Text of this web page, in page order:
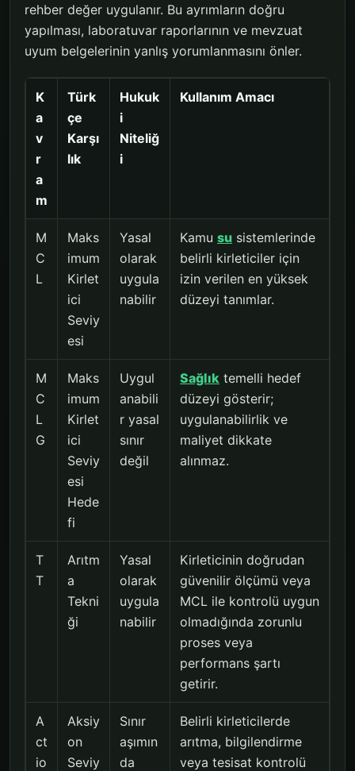
rehber değer uygulanır. Bu ayrımların doğru
yapılması, laboratuvar raporlarının ve mevzuat
uyum belgelerinin yanlış yorumlanmasını önler.
K
a
v
r
a
m
Türk
çe
Karşı
lık
Hukuk
i
Niteliğ
i
Kullanım Amacı
M
C
L
Maks
imum
Kirlet
ici
Seviy
esi
Yasal
olarak
uygula
nabilir
Kamu su sistemlerinde
belirli kirleticiler için
izin verilen en yüksek
düzeyi tanımlar.
M
C
L
G
Maks
imum
Kirlet
ici
Seviy
esi
Hede
fi
Uygul
anabili
r yasal
sınır
değil
Sağlık temelli hedef
düzeyi gösterir;
uygulanabilirlik ve
maliyet dikkate
alınmaz.
T
T
Arıtm
a
Tekni
ği
Yasal
olarak
uygula
nabilir
Kirleticinin doğrudan
güvenilir ölçümü veya
MCL ile kontrolü uygun
olmadığında zorunlu
proses veya
performans şartı
getirir.
A
ct
io
Aksiy
on
Seviy
Sınır
aşımın
da
Belirli kirleticilerde
arıtma, bilgilendirme
veya tesisat kontrolü